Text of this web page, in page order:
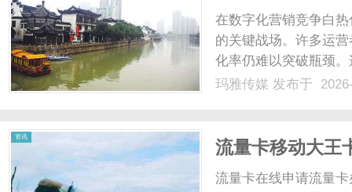
在数字化营销竞争白
的关键战场。许多运
化率仍难以突破瓶颈
（GEO）这一隐形杠
玛雅传媒 发布于
资讯
流量卡移动大王
流量卡在线申请流量